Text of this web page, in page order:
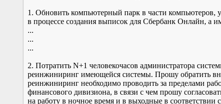
1. Обновить компьютерный парк в части компьютеров,
в процессе создания выписок для Сбербанк Онлайн, а
...
...
...
2. Потратить N+1 человекочасов администратора
реинжиниринг имеющейся системы. Прошу обратить
реинжиниринг необходимо проводить за пределами
финансового дивизиона, в связи с чем прошу
на работу в ночное время и в выходные в соответствии с